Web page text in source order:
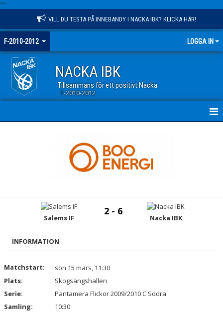
""
VILL DU TESTA PÅ INNEBANDY I NACKA IBK? KLICKA HÄR!
F-2010-2012 LOGGA IN
NACKA IBK
Tillsammans för ett positivt Nacka
F-2010-2012
BILDGALLERI
KONTAKT
Salems IF
2 - 6
Nacka IBK
INFORMATION
Matchstart:
sön 15 mars, 11:30
Plats:
Skogsängshallen
Serie:
Pantamera Flickor 2009/2010 C Södra
Samling:
10:30